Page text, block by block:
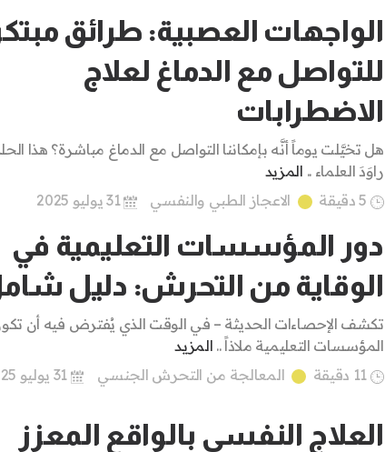
الواجهات العصبية: طرائق
للتواصل مع الدماغ لعلاج
الاضطرابات
هل تخيَّلت يوماً أنَّه بإمكاننا التواصل مع الدماغ مباشرة؟ هذا
راوَدَ العلماء .. المزيد
5 دقيقة
الاعجاز الطبي والنفسي 31 يوليو 2025
دور المؤسسات التعليمية في
الوقاية من التحرش: دليل
تكشف الإحصاءات الحديثة – في الوقت الذي يُفترض فيه أن
المؤسسات التعليمية ملاذاً .. المزيد
11 دقيقة
المعالجة من التحرش الجنسي
العلاج النفسي بالواقع المعزز